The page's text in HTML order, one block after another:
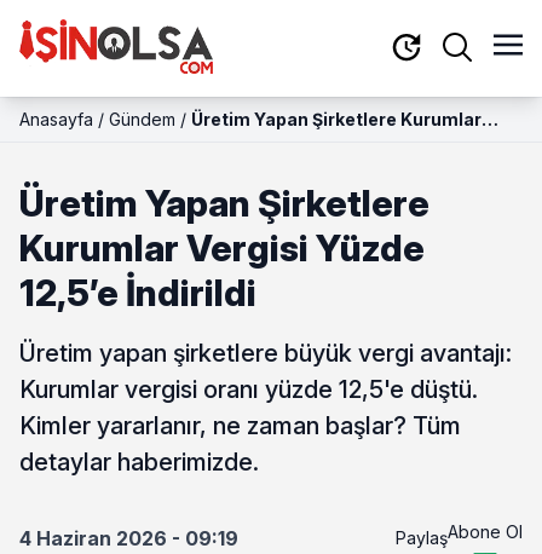
Anasayfa / Gündem / Üretim Yapan Şirketlere Kurumlar
Üretim Yapan Şirketlere
Kurumlar Vergisi Yüzde
12,5’e İndirildi
Üretim yapan şirketlere büyük vergi avantajı:
Kurumlar vergisi oranı yüzde 12,5'e düştü.
Kimler yararlanır, ne zaman başlar? Tüm
detaylar haberimizde.
4 Haziran 2026 - 09:19
PaylaşAbone Ol